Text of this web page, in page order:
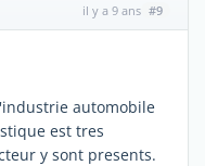
il y a 9 ans #9
automobile
est tres
y sont presents.